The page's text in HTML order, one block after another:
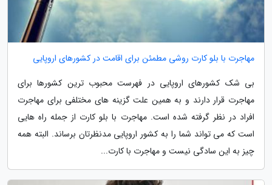
مهاجرت با بلو کارت روشی مطمئن برای اقامت در کشورهای اروپایی
بی شک کشورهای اروپایی در فهرست محبوب ترین کشورها برای
مهاجرت قرار دارند و به همین علت گزینه های مختلفی برای مهاجرت
افراد در نظر گرفته شده است. مهاجرت با بلو کارت از جمله راه هایی
است که می تواند شما را به کشور اروپایی مدنظرتان برساند. البته همه
چیز به این سادگی نیست و مهاجرت با کارت...